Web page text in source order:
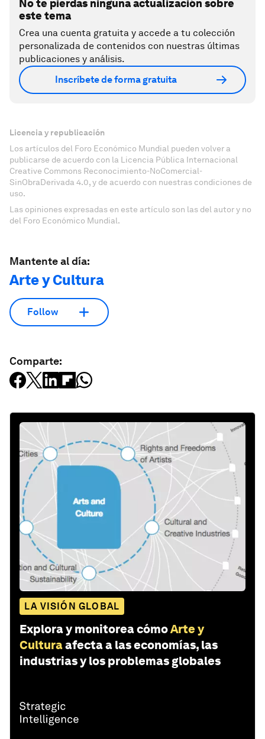
No te pierdas ninguna actualización sobre
este tema
Crea una cuenta gratuita y accede a tu colección
personalizada de contenidos con nuestras últimas
publicaciones y análisis.
Inscríbete de forma gratuita
Licencia y republicación
Los artículos del Foro Económico Mundial pueden volver a
publicarse de acuerdo con la Licencia Pública Internacional
Creative Commons Reconocimiento-NoComercial-
SinObraDerivada 4.0, y de acuerdo con nuestras condiciones de
uso.
Las opiniones expresadas en este artículo son las del autor y no
del Foro Económico Mundial.
Mantente al día:
Arte y Cultura
Follow
Comparte:
LA VISIÓN GLOBAL
Explora y monitorea cómoArte y
Culturaafecta a las economías, las
industrias y los problemas globales